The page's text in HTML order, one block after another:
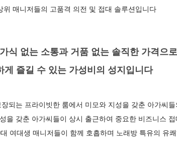
매니저들의 고품격 의전 및 접대 솔루션입니다
식 없는 소통과 거품 없는 솔직한 가격으
즐길 수 있는 가성비의 성지입니다
되는 프라이빗한 룸에서 미모와 지성을 갖춘 아가씨
을 갖춘 아가씨들이 상시 출근하여 중요한 비즈니스
여대생 매니저들이 함께 호흡하며 노래방 특유의 유